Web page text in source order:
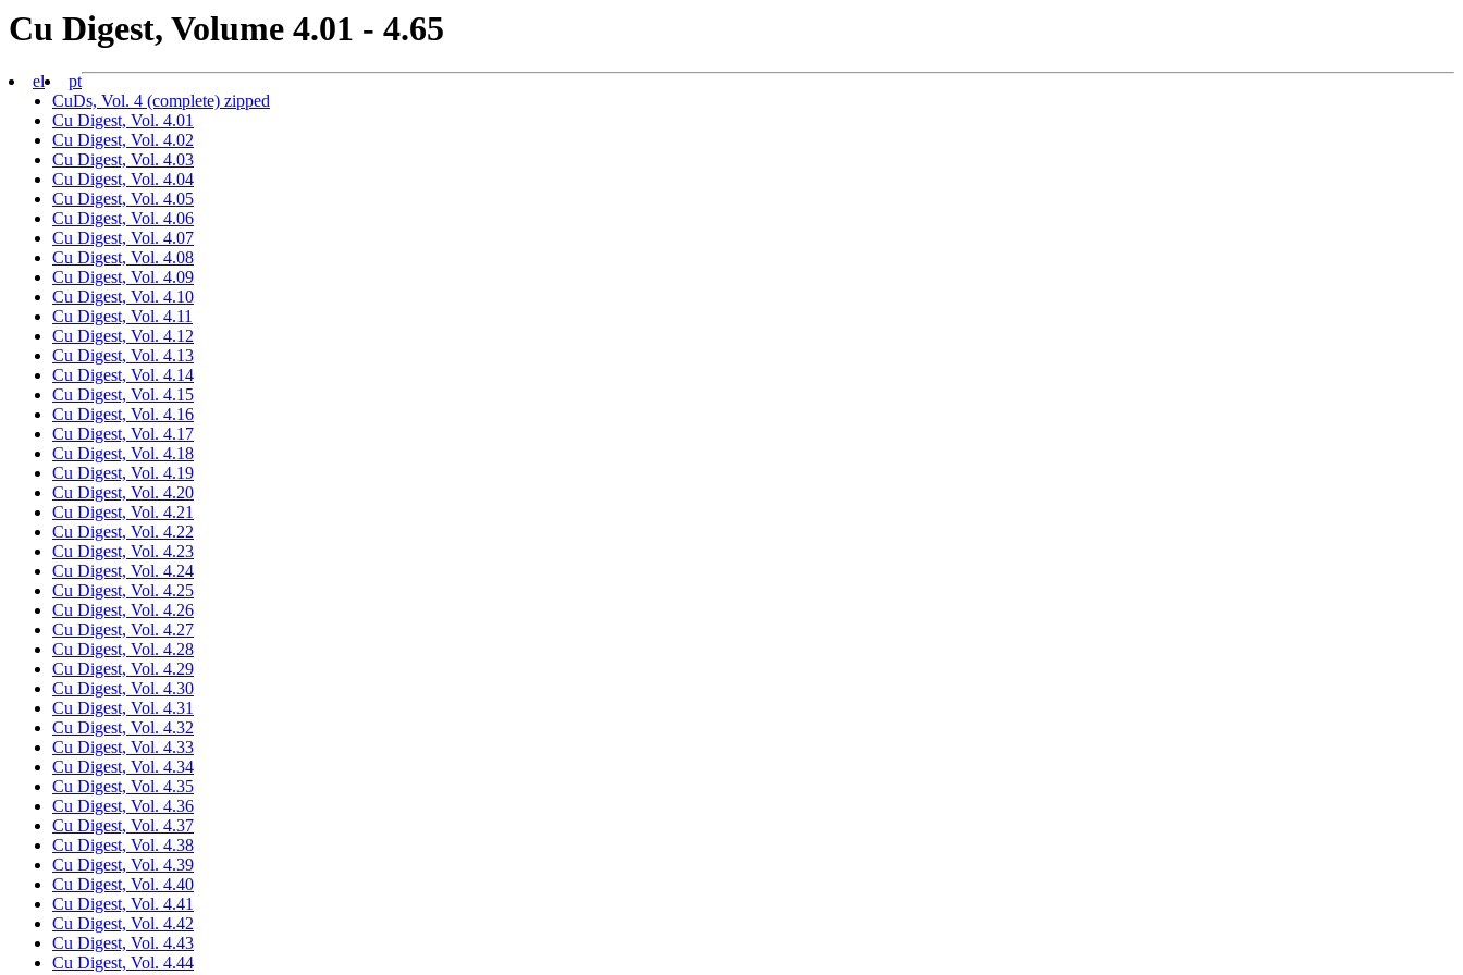
Cu Digest, Volume 4.01 - 4.65
el
pt
CuDs, Vol. 4 (complete) zipped
Cu Digest, Vol. 4.01
Cu Digest, Vol. 4.02
Cu Digest, Vol. 4.03
Cu Digest, Vol. 4.04
Cu Digest, Vol. 4.05
Cu Digest, Vol. 4.06
Cu Digest, Vol. 4.07
Cu Digest, Vol. 4.08
Cu Digest, Vol. 4.09
Cu Digest, Vol. 4.10
Cu Digest, Vol. 4.11
Cu Digest, Vol. 4.12
Cu Digest, Vol. 4.13
Cu Digest, Vol. 4.14
Cu Digest, Vol. 4.15
Cu Digest, Vol. 4.16
Cu Digest, Vol. 4.17
Cu Digest, Vol. 4.18
Cu Digest, Vol. 4.19
Cu Digest, Vol. 4.20
Cu Digest, Vol. 4.21
Cu Digest, Vol. 4.22
Cu Digest, Vol. 4.23
Cu Digest, Vol. 4.24
Cu Digest, Vol. 4.25
Cu Digest, Vol. 4.26
Cu Digest, Vol. 4.27
Cu Digest, Vol. 4.28
Cu Digest, Vol. 4.29
Cu Digest, Vol. 4.30
Cu Digest, Vol. 4.31
Cu Digest, Vol. 4.32
Cu Digest, Vol. 4.33
Cu Digest, Vol. 4.34
Cu Digest, Vol. 4.35
Cu Digest, Vol. 4.36
Cu Digest, Vol. 4.37
Cu Digest, Vol. 4.38
Cu Digest, Vol. 4.39
Cu Digest, Vol. 4.40
Cu Digest, Vol. 4.41
Cu Digest, Vol. 4.42
Cu Digest, Vol. 4.43
Cu Digest, Vol. 4.44